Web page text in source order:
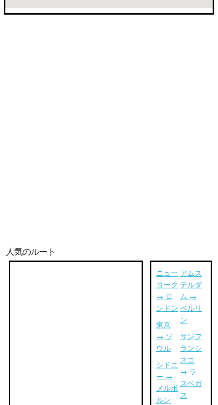
人気のルート
ニュー
ヨーク
→ ロ
ンドン
東京
→ ソ
ウル
シドニ
ー →
メルボ
ルン
アムス
テルダ
ム →
ベルリ
ン
サンフ
ランシ
スコ
→ ラ
スベガ
ス